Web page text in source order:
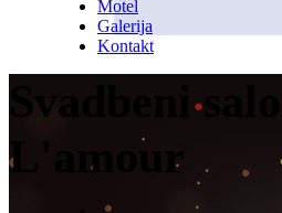
Motel
Galerija
Kontakt
Svadbeni salon
L'amour